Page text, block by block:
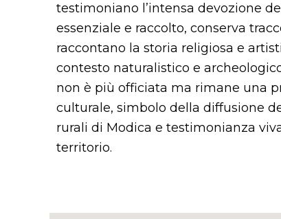
testimoniano l’intensa devozione
essenziale e raccolto, conserva
raccontano la storia religiosa e
contesto naturalistico e
non è più officiata ma rimane una
culturale, simbolo della diffusione
rurali di Modica e testimonianza
territorio.